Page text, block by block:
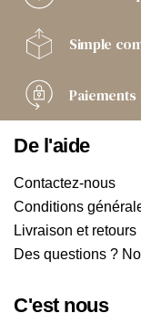
Simple
Paiements
De l'aide
Contactez-nous
Conditions
Livraison et retours
Des questions ?
C'est nous